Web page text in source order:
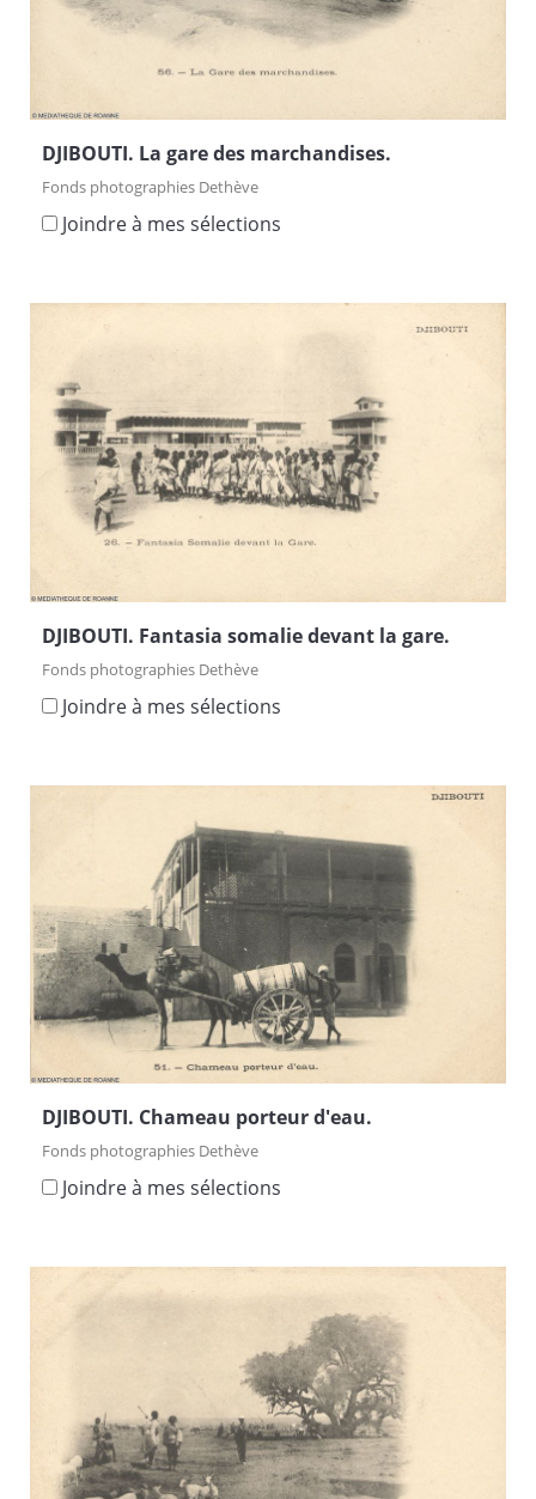
DJIBOUTI. La gare des marchandises.
Fonds photographies Dethève
Joindre à mes sélections
DJIBOUTI. Fantasia somalie devant la gare.
Fonds photographies Dethève
Joindre à mes sélections
DJIBOUTI. Chameau porteur d'eau.
Fonds photographies Dethève
Joindre à mes sélections